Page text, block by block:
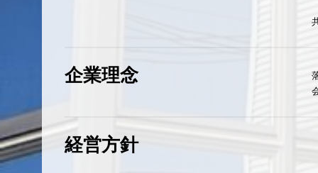
企業理念
経営方針